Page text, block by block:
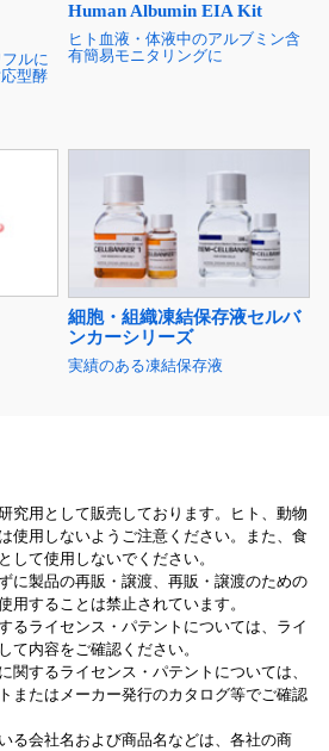
ルに
型酵
Human Albumin EIA Kit
ヒト血液・体液中のアルブミン含
有簡易モニタリングに
細胞・組織凍結保存液セルバ
ンカーシリーズ
実績のある凍結保存液
究用として販売しております。ヒト、動物
使用しないようご注意ください。また、食
して使用しないでください。
に製品の再販・譲渡、再販・譲渡のための
用することは禁止されています。
るライセンス・パテントについては、ライ
て内容をご確認ください。
関するライセンス・パテントについては、
またはメーカー発行のカタログ等でご確認
る会社名および商品名などは、各社の商